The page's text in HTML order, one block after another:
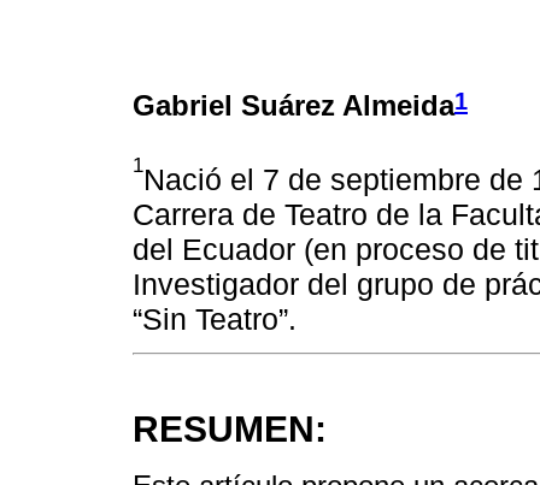
Gabriel Suárez Almeida1
1Nació el 7 de septiembre de
Carrera de Teatro de la
del Ecuador (en proceso de
Investigador del grupo de
“Sin Teatro”.
RESUMEN: